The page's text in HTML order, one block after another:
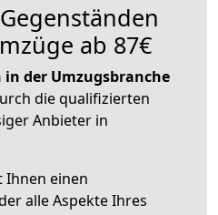
ab 87€
in der Umzugsbranche
die qualifizierten
Anbieter in
Ihnen einen
alle Aspekte Ihres